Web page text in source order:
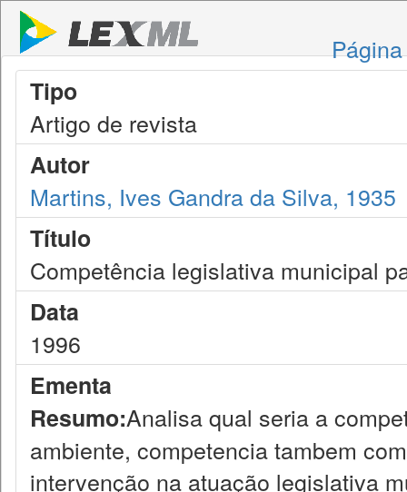
Tipo
Artigo de revista
Autor
Martins, Ives Gandra da Silva, 1935
Título
Competência legislativa municipal
Data
1996
Ementa
Resumo:Analisa qual seria a
ambiente, competencia tambem
intervenção na atuação legislativa